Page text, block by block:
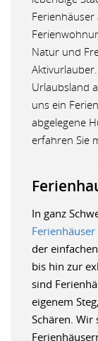
Natur und
Urlaubsland
uns ein
abgelegene
erfahren Sie
In ganz
Ferienhäuser
der
bis hin zur
sind
eigenem
Schären. Wir